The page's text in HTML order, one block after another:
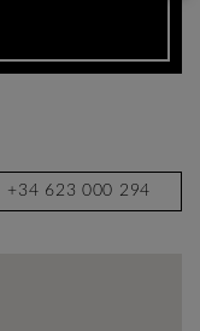
+34 623 000 294